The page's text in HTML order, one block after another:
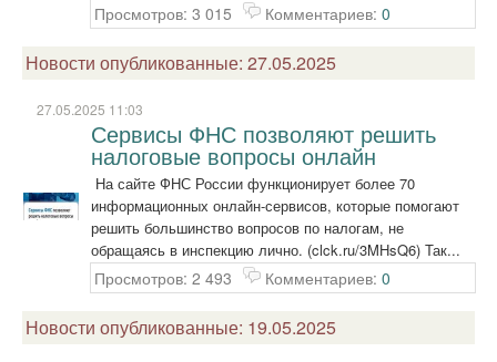
Просмотров: 3 015 Комментариев: 0
Новости опубликованные: 27.05.2025
27.05.2025 11:03
Сервисы ФНС позволяют решить
налоговые вопросы онлайн
На сайте ФНС России функционирует более 70
информационных онлайн-сервисов, которые помогают
решить большинство вопросов по налогам, не
обращаясь в инспекцию лично. (clck.ru/3MHsQ6) Так...
Просмотров: 2 493 Комментариев: 0
Новости опубликованные: 19.05.2025